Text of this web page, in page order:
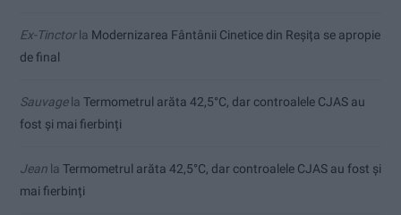
Ex-Tinctorla Modernizarea Fântânii Cinetice din Reșița se apropie
de final
Sauvagela Termometrul arăta 42,5°C, dar controalele CJAS au
fost și mai fierbinți
Jean la Termometrul arăta 42,5°C, dar controalele CJAS au fost și
mai fierbinți